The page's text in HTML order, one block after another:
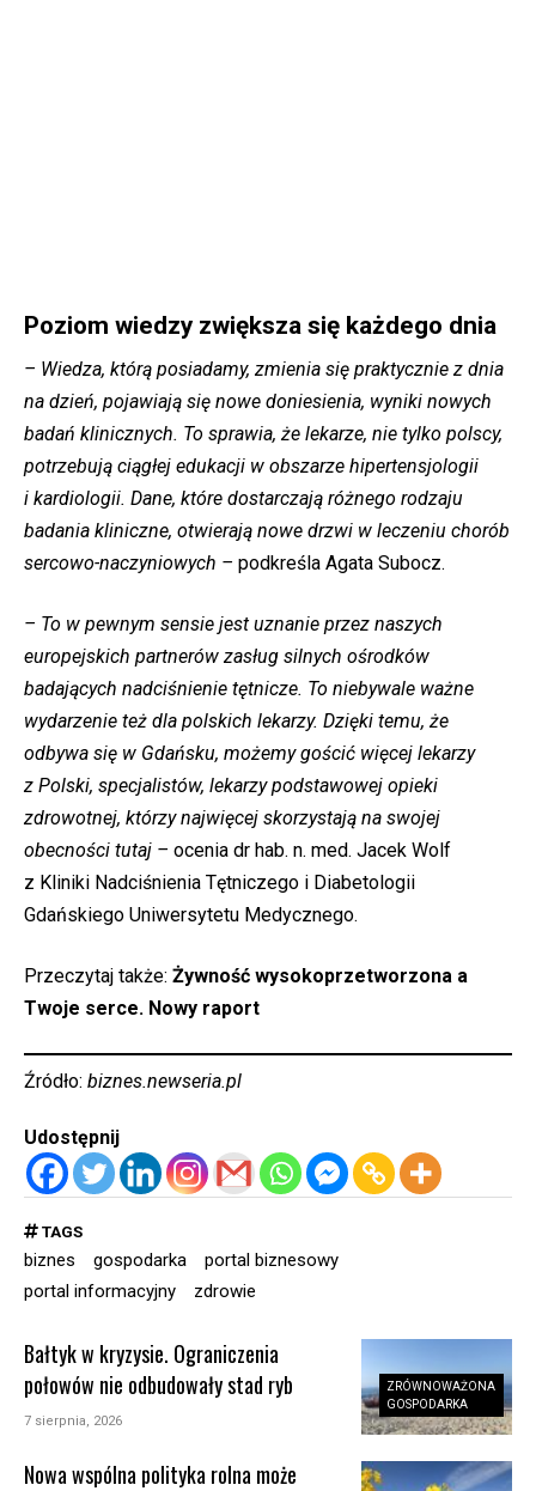
Poziom wiedzy zwiększa się każdego dnia
– Wiedza, którą posiadamy, zmienia się praktycznie z dnia
na dzień, pojawiają się nowe doniesienia, wyniki nowych
badań klinicznych. To sprawia, że lekarze, nie tylko polscy,
potrzebują ciągłej edukacji w obszarze hipertensjologii
i kardiologii. Dane, które dostarczają różnego rodzaju
badania kliniczne, otwierają nowe drzwi w leczeniu chorób
sercowo-naczyniowych – podkreśla Agata Subocz.
– To w pewnym sensie jest uznanie przez naszych
europejskich partnerów zasług silnych ośrodków
badających nadciśnienie tętnicze. To niebywale ważne
wydarzenie też dla polskich lekarzy. Dzięki temu, że
odbywa się w Gdańsku, możemy gościć więcej lekarzy
z Polski, specjalistów, lekarzy podstawowej opieki
zdrowotnej, którzy najwięcej skorzystają na swojej
obecności tutaj – ocenia dr hab. n. med. Jacek Wolf
z Kliniki Nadciśnienia Tętniczego i Diabetologii
Gdańskiego Uniwersytetu Medycznego.
Przeczytaj także: Żywność wysokoprzetworzona a
Twoje serce. Nowy raport
Źródło: biznes.newseria.pl
Udostępnij
TAGS
biznes gospodarka
portal biznesowy
portal informacyjny
zdrowie
ZRÓWNOWAŻONA
GOSPODARKA
Bałtyk w kryzysie. Ograniczenia
połowów nie odbudowały stad ryb
7 sierpnia, 2026
Nowa wspólna polityka rolna może